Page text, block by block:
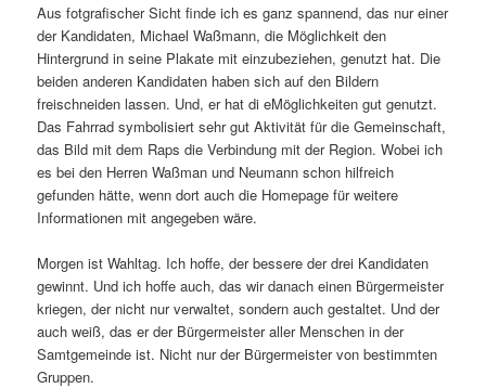
Aus fotgrafischer Sicht finde ich es ganz spannend, das nur einer
der Kandidaten, Michael Waßmann, die Möglichkeit den
Hintergrund in seine Plakate mit einzubeziehen, genutzt hat. Die
beiden anderen Kandidaten haben sich auf den Bildern
freischneiden lassen. Und, er hat di eMöglichkeiten gut genutzt.
Das Fahrrad symbolisiert sehr gut Aktivität für die Gemeinschaft,
das Bild mit dem Raps die Verbindung mit der Region. Wobei ich
es bei den Herren Waßman und Neumann schon hilfreich
gefunden hätte, wenn dort auch die Homepage für weitere
Informationen mit angegeben wäre.
Morgen ist Wahltag. Ich hoffe, der bessere der drei Kandidaten
gewinnt. Und ich hoffe auch, das wir danach einen Bürgermeister
kriegen, der nicht nur verwaltet, sondern auch gestaltet. Und der
auch weiß, das er der Bürgermeister aller Menschen in der
Samtgemeinde ist. Nicht nur der Bürgermeister von bestimmten
Gruppen.